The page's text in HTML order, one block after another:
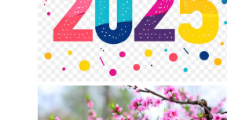
Mã SP: LL304
Call